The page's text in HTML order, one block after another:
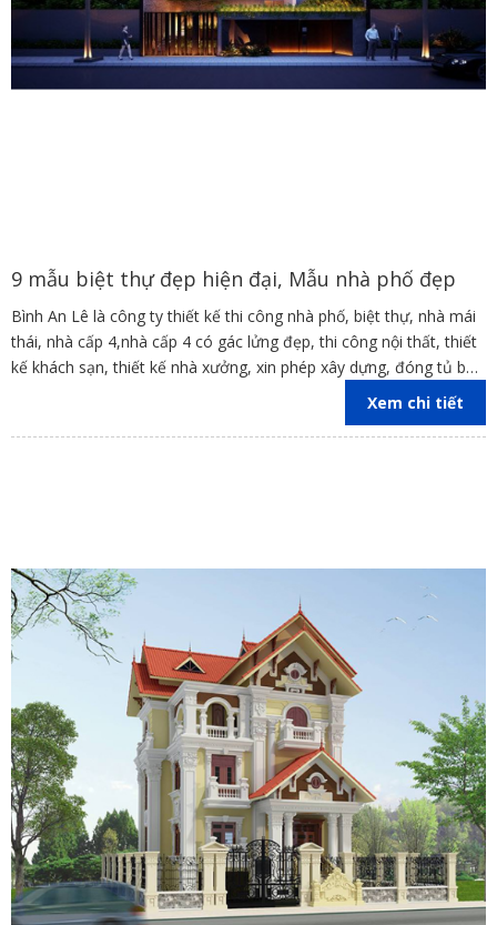
9 mẫu biệt thự đẹp hiện đại, Mẫu nhà phố đẹp
Bình An Lê là công ty thiết kế thi công nhà phố, biệt thự, nhà mái
thái, nhà cấp 4,nhà cấp 4 có gác lửng đẹp, thi công nội thất, thiết
kế khách sạn, thiết kế nhà xưởng, xin phép xây dựng, đóng tủ bếp
trên địa bàn các tỉnh Đồng Nai, Bình Dương, TP Hồ Chí Minh,
Xem chi tiết